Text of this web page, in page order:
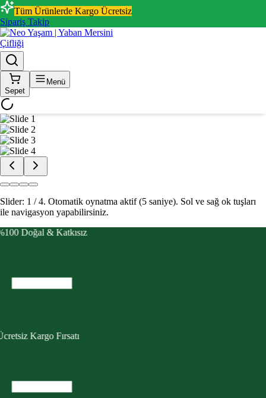
Tüm Ürünlerde Kargo Ücretsiz
Sipariş Takip
Sepet
Menü
Slider: 2 / 4. Otomatik oynatma aktif (5 saniye). Sol ve sağ ok tuşları
ile navigasyon yapabilirsiniz.
Doğal & Katkısız
Kargo Fırsatı